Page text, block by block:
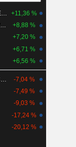
CHARLES RIVER LABORATORIES INTERNATIONAL, INC.
+11,36 %
INTERNATIONAL FLAVORS & FRAGRANCES INC.
+8,88 %
+7,20 %
+6,71 %
+6,56 %
AMD (ADVANCED MICRO DEVICES)
-7,04 %
-7,49 %
-9,03 %
-17,24 %
-20,12 %